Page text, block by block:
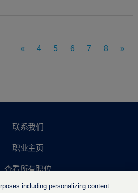
« 4 5 6 7 8 »
联系我们
职业主页
查看所有职位
热门职位搜索
including personalizing content